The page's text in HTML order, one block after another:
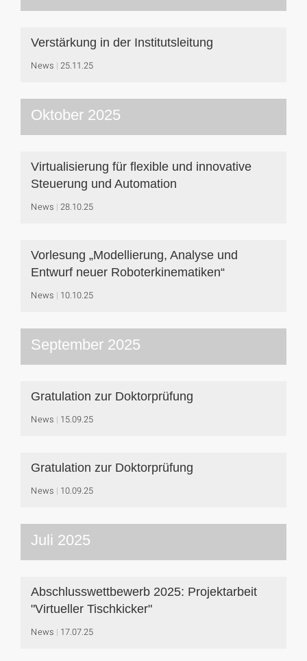
Verstärkung in der Institutsleitung
News 25.11.25
Oktober 2025
Virtualisierung für flexible und innovative
Steuerung und Automation
News 28.10.25
Vorlesung „Modellierung, Analyse und
Entwurf neuer Roboterkinematiken“
News 10.10.25
September 2025
Gratulation zur Doktorprüfung
News 15.09.25
Gratulation zur Doktorprüfung
News 10.09.25
Juli 2025
Abschlusswettbewerb 2025: Projektarbeit
"Virtueller Tischkicker"
News 17.07.25